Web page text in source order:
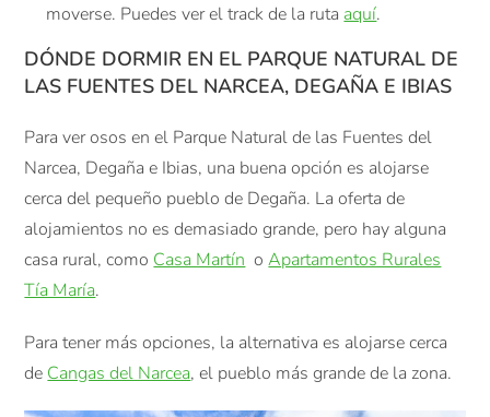
moverse. Puedes ver el track de la ruta aquí.
DÓNDE DORMIR EN EL PARQUE NATURAL DE
LAS FUENTES DEL NARCEA, DEGAÑA E IBIAS
Para ver osos en el Parque Natural de las Fuentes del
Narcea, Degaña e Ibias, una buena opción es alojarse
cerca del pequeño pueblo de Degaña. La oferta de
alojamientos no es demasiado grande, pero hay alguna
casa rural, como Casa Martín oApartamentos Rurales
Tía María.
Para tener más opciones, la alternativa es alojarse cerca
de Cangas del Narcea, el pueblo más grande de la zona.